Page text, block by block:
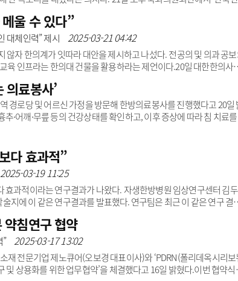
한약유통협회 ▲한국생약협회 ▲대한한약사회 ▲서울약령시협
사회 등 총 26개다. 윤성찬 총연합회 회장은 “지금까지 한의약 단
구가 온전히 반영되지..
울 수 있다”
대체인력” 제시 2025-03-21 04:42
않자 한의계가 잇따라 대안을 제시하고 나섰다. 전공의 및 의과 공
육 인프라는 한의대 건물을 활용하라는 제언이다.20일 대한한의사
귀로 신규 의료인력 절벽 문제가 현실화되고 있으니, 한의사를 적극
김선민 의원(조국혁신당)에 따르면 3월 수련을 재개할 전공의 임
..
의료봉사’
경로당 및 어르신 가정을 방문해 한방의료봉사를 진행했다고 20일
∙어깨∙무릎 등의 건강상태를 확인하고, 이후 증상에 따라 침 치료
했다.한편, 자생한방병원과 논현1동 주민센터는 지난 2018년 업무협
다 효과적”
2025-03-19 11:25
과적이라는 연구결과가 나왔다. 자생한방병원 임상연구센터 김
지에 이 같은 연구결과를 발표했다. 연구팀은 최근 이 같은 연구 결
경제성을 비교·분석한 연구다. 연구진은 3개월 이상 허리디스크를
는 환자 36명을 모집했다.약물치료군과 한의치료군으로 무작위 배정
침연구 협약
” 2025-03-17 13:02
재 전문기업 제노큐어(오보경 대표이사)와 ‘PDRN(폴리데옥시리보
상용화를 위한 업무협약’을 체결했다고 16일 밝혔다.이번 협약식